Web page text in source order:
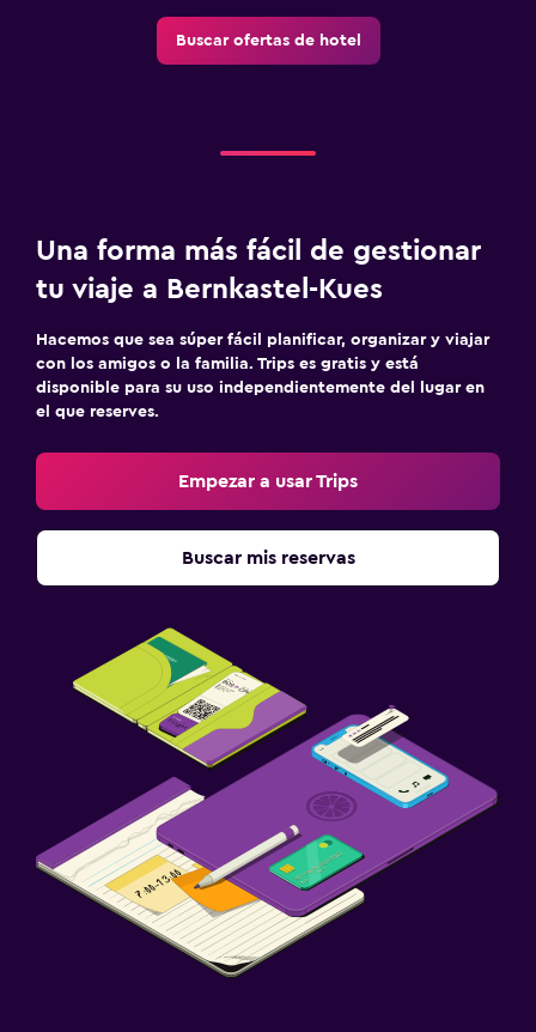
Buscar ofertas de hotel
Una forma más fácil de gestionar
tu viaje a Bernkastel-Kues
Hacemos que sea súper fácil planificar, organizar y viajar
con los amigos o la familia. Trips es gratis y está
disponible para su uso independientemente del lugar en
el que reserves.
Empezar a usar Trips
Buscar mis reservas